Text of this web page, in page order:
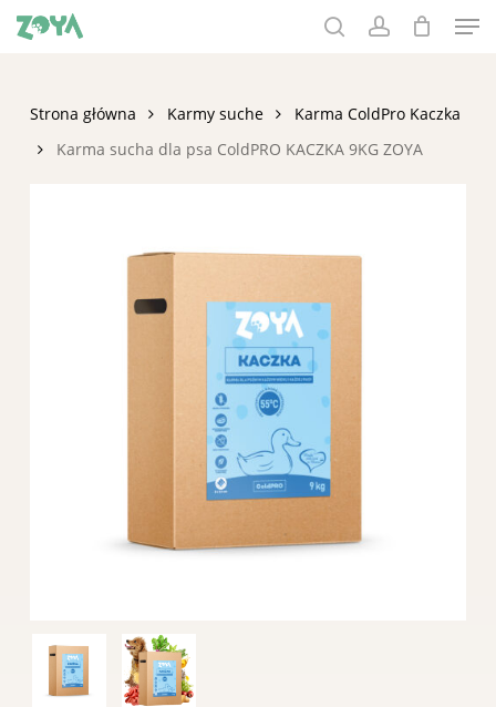
Skip
Strona główna Karmy suche
Karma ColdPro Kaczka
Karma sucha dla psa ColdPRO KACZKA 9KG ZOYA